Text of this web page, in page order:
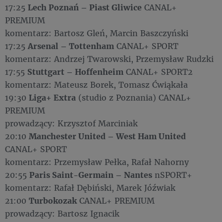
17:25 Lech Poznań – Piast Gliwice CANAL+
PREMIUM
komentarz: Bartosz Gleń, Marcin Baszczyński
17:25 Arsenal – Tottenham CANAL+ SPORT
komentarz: Andrzej Twarowski, Przemysław Rudzki
17:55 Stuttgart – Hoffenheim CANAL+ SPORT2
komentarz: Mateusz Borek, Tomasz Ćwiąkała
19:30 Liga+ Extra (studio z Poznania) CANAL+
PREMIUM
prowadzący: Krzysztof Marciniak
20:10 Manchester United – West Ham United
CANAL+ SPORT
komentarz: Przemysław Pełka, Rafał Nahorny
20:55 Paris Saint-Germain – Nantes nSPORT+
komentarz: Rafał Dębiński, Marek Jóźwiak
21:00 Turbokozak CANAL+ PREMIUM
prowadzący: Bartosz Ignacik